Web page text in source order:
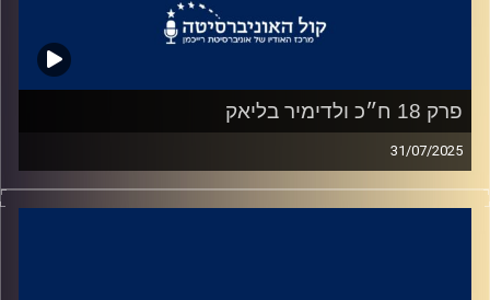
פרק 18 ח״כ ולדימיר בליאק
31/07/2025
רוני גל מדברת עם פוליטיקאים בגובה העיניים.
מאחורי הקלעים של עולם הפוליטיקה.